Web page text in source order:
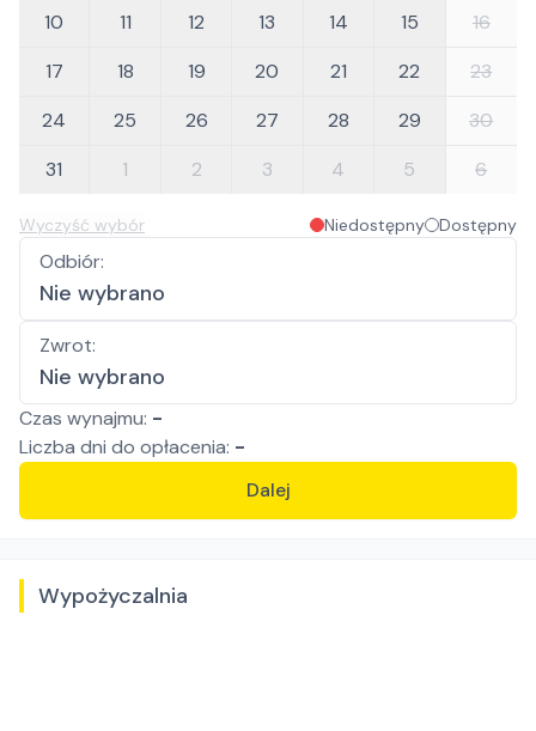
10
11 12 13 14 15
16
17
18 19 20 21 22
23
24
25 26 27 28 29
30
31
1 2 3 4 5 6
Wyczyść wybór Niedostępny Dostępny
Odbiór:
Nie wybrano
Zwrot:
Nie wybrano
Czas wynajmu: -
Liczba dni do opłacenia: -
Dalej
Wypożyczalnia